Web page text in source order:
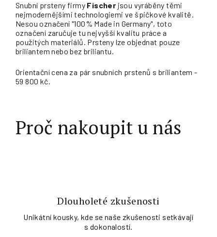
Snubní prsteny firmy Fischer jsou vyráběny těmi
nejmodernějšími technologiemi ve špičkové kvalitě.
Nesou označení "100% Made in Germany", toto
označení zaručuje tu nejvyšší kvalitu práce a
použitých materiálů. Prsteny lze objednat pouze
briliantem nebo bez briliantu.
Orientační cena za pár snubních prstenů s briliantem -
59 800 kč.
Proč nakoupit u nás
Dlouholeté zkušenosti
Unikátní kousky, kde se naše zkušenosti setkávají
s dokonalostí.